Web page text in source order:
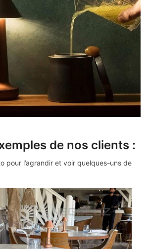
de nos clients :
pour l’agrandir et voir quelques-uns de